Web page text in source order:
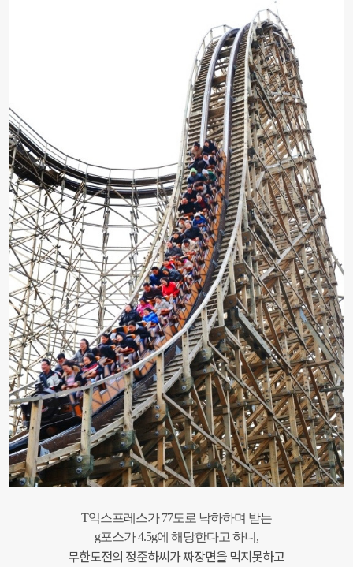
T익스프레스가 77도로 낙하하며 받는
g포스가 4.5g에 해당한다고 하니,
무한도전의 정준하씨가짜장면을 먹지못하고